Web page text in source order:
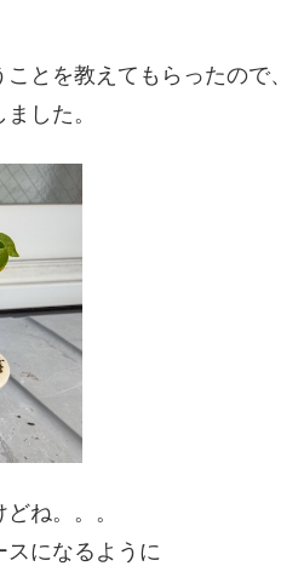
とを教えてもらったので、
した。
ね。。。
スになるように